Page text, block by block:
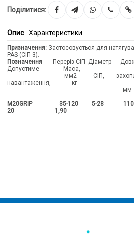
Поділитися:
Опис Характеристики
Призначення: Застосовується для
PAS (СІП-3).
Позначення
Переріз СІП Діаметр
Допустиме Маса,
мм2 СІП,
навантаження, кг
мм
М20GRIP 35-120 5-
20 1,90